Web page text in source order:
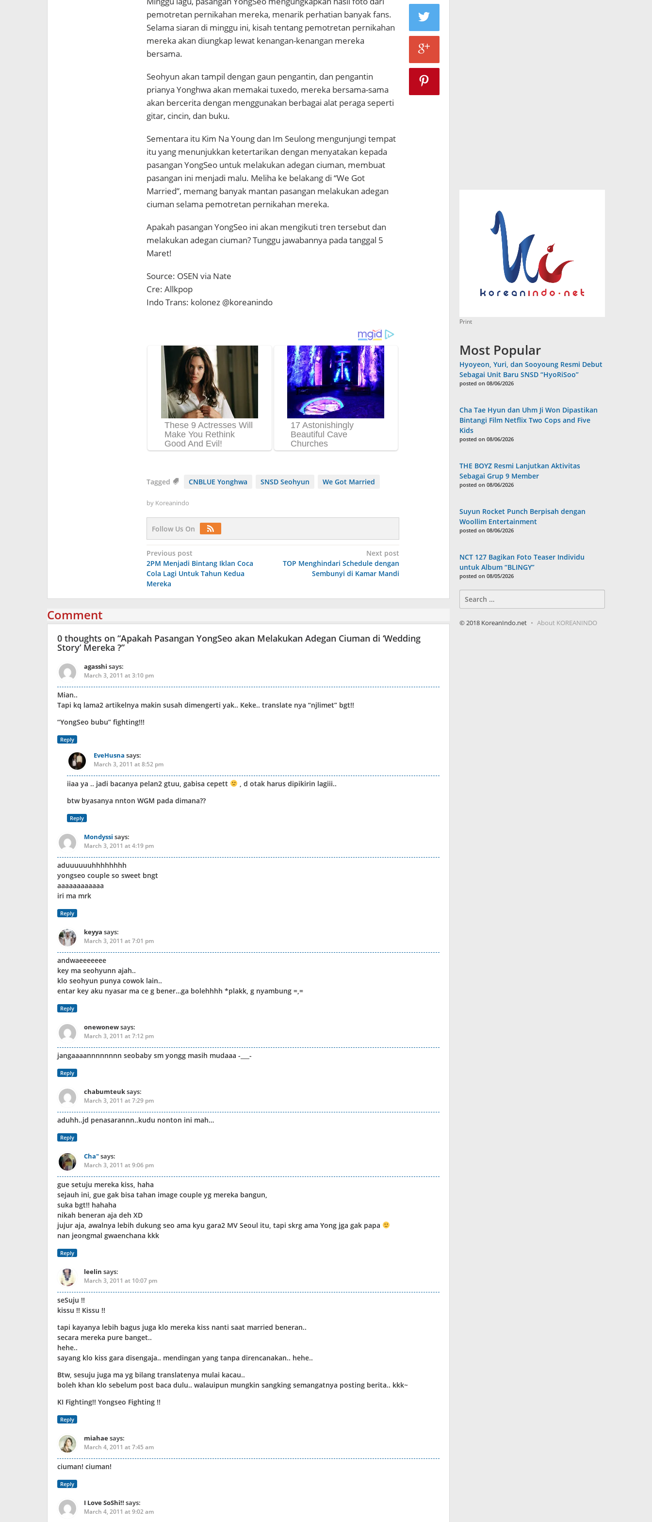
pemotretan pernikahan mereka, menarik perhatian banyak fans.
Selama siaran di minggu ini, kisah tentang pemotretan pernikahan
mereka akan diungkap lewat kenangan-kenangan mereka
bersama.
Seohyun akan tampil dengan gaun pengantin, dan pengantin
prianya Yonghwa akan memakai tuxedo, mereka bersama-sama
akan bercerita dengan menggunakan berbagai alat peraga seperti
gitar, cincin, dan buku.
Sementara itu Kim Na Young dan Im Seulong mengunjungi tempat
itu yang menunjukkan ketertarikan dengan menyatakan kepada
pasangan YongSeo untuk melakukan adegan ciuman, membuat
pasangan ini menjadi malu. Meliha ke belakang di “We Got
Married”, memang banyak mantan pasangan melakukan adegan
ciuman selama pemotretan pernikahan mereka.
Apakah pasangan YongSeo ini akan mengikuti tren tersebut dan
melakukan adegan ciuman? Tunggu jawabannya pada tanggal 5
Maret!
Source: OSEN via Nate
Cre: Allkpop
Indo Trans: kolonez @koreanindo
Tagged CNBLUE Yonghwa SNSD Seohyun We Got Married
by Koreanindo
Follow Us On
Post
navigation
Previous post
2PM Menjadi Bintang Iklan Coca
Cola Lagi Untuk Tahun Kedua
Mereka
Next post
TOP Menghindari Schedule dengan
Sembunyi di Kamar Mandi
Comment
0 thoughts on “Apakah Pasangan YongSeo akan Melakukan Adegan Ciuman di ‘Wedding
Story’ Mereka ?”
agasshi says:
March 3, 2011 at 3:10 pm
Mian..
Tapi kq lama2 artikelnya makin susah dimengerti yak.. Keke.. translate nya “njlimet” bgt!!
“YongSeo bubu” fighting!!!
Reply
EveHusna says:
March 3, 2011 at 8:52 pm
iiaa ya .. jadi bacanya pelan2 gtuu, gabisa cepett
, d otak harus dipikirin lagiii..
btw byasanya nnton WGM pada dimana??
Reply
Mondyssi says:
March 3, 2011 at 4:19 pm
aduuuuuuhhhhhhhh
yongseo couple so sweet bngt
aaaaaaaaaaaa
iri ma mrk
Reply
keyya says:
March 3, 2011 at 7:01 pm
andwaeeeeeee
key ma seohyunn ajah..
klo seohyun punya cowok lain..
entar key aku nyasar ma ce g bener…ga bolehhhh *plakk, g nyambung =,=
Reply
onewonewsays:
March 3, 2011 at 7:12 pm
jangaaaannnnnnnn seobaby sm yongg masih mudaaa -___-
Reply
chabumteuksays:
March 3, 2011 at 7:29 pm
aduhh..jd penasarannn..kudu nonton ini mah…
Reply
Cha"says:
March 3, 2011 at 9:06 pm
gue setuju mereka kiss, haha
sejauh ini, gue gak bisa tahan image couple yg mereka bangun,
suka bgt!! hahaha
nikah beneran aja deh XD
jujur aja, awalnya lebih dukung seo ama kyu gara2 MV Seoul itu, tapi skrg ama Yong jga gak papa
nan jeongmal gwaenchana kkk
Reply
leelin says:
March 3, 2011 at 10:07 pm
seSuju !!
kissu !! Kissu !!
tapi kayanya lebih bagus juga klo mereka kiss nanti saat married beneran..
secara mereka pure banget..
hehe..
sayang klo kiss gara disengaja.. mendingan yang tanpa direncanakan.. hehe..
Btw, sesuju juga ma yg bilang translatenya mulai kacau..
boleh khan klo sebelum post baca dulu.. walauipun mungkin sangking semangatnya posting berita.. kkk~
KI Fighting!! Yongseo Fighting !!
Reply
miahaesays:
March 4, 2011 at 7:45 am
ciuman! ciuman!
Reply
I Love SoShi!! says:
March 4, 2011 at 9:02 am
Print
Most Popular
Hyoyeon, Yuri, dan Sooyoung Resmi Debut
Sebagai Unit Baru SNSD “HyoRiSoo”
posted on 08/06/2026
Cha Tae Hyun dan Uhm Ji Won Dipastikan
Bintangi Film Netflix Two Cops and Five
Kids
posted on 08/06/2026
THE BOYZ Resmi Lanjutkan Aktivitas
Sebagai Grup 9 Member
posted on 08/06/2026
Suyun Rocket Punch Berpisah dengan
Woollim Entertainment
posted on 08/06/2026
NCT 127 Bagikan Foto Teaser Individu
untuk Album “BLINGY”
posted on 08/05/2026
for:
© 2018 KoreanIndo.net About KOREANINDO